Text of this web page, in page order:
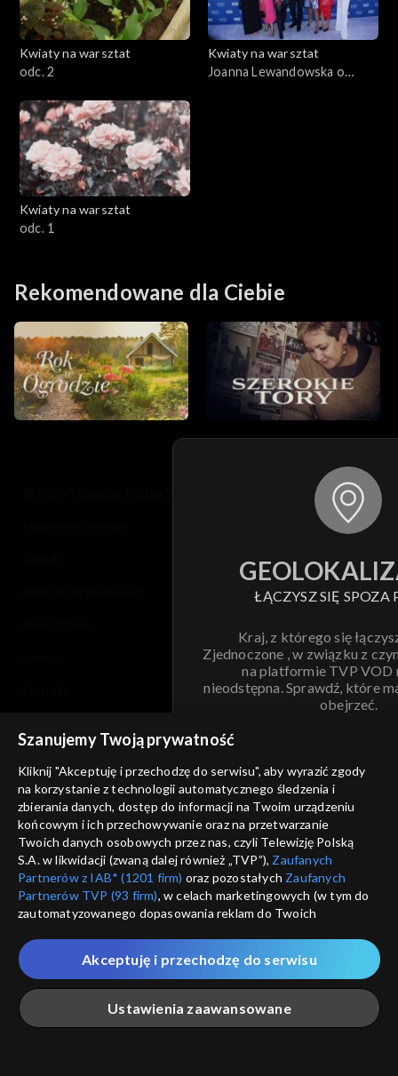
Kwiaty na warsztat
odc. 2
Kwiaty na warsztat
Joanna Lewandowska o
Kwiaty na warsztat
odc. 1
Rekomendowane dla Ciebie
ŁĄCZYSZ SIĘ SPOZA
Kraj, z którego się
Zjednoczone , w związku z
na platformie TVP VOD
nieodstępna. Sprawdź, które
obejrzeć.
ANULUJ
informacje o dostawcy usług
Szanujemy Twoją prywatność
Kliknij "Akceptuję i przechodzę do serwisu", aby wyrazić zgody
na korzystanie z technologii automatycznego śledzenia i
zbierania danych, dostęp do informacji na Twoim urządzeniu
końcowym i ich przechowywanie oraz na przetwarzanie
Twoich danych osobowych przez nas, czyli Telewizję Polską
S.A. w likwidacji (zwaną dalej również „TVP”), Zaufanych
Partnerów z IAB* (1201 firm) oraz pozostałych Zaufanych
Partnerów TVP (93 firm), w celach marketingowych (w tym do
zautomatyzowanego dopasowania reklam do Twoich
które wskazujemy poniżej, a także zgody na udostępnianie
przez nas identyfikatora PPID do Google.
Twoje dane osobowe zbierane podczas odwiedzania przez
Ciebie naszych
poszczególnych serwisówzwanych dalej
„Portalem”, w tym informacje zapisywane za pomocą
Ustawienia zaawansowane
Akceptuję i przechodzę do serwisu